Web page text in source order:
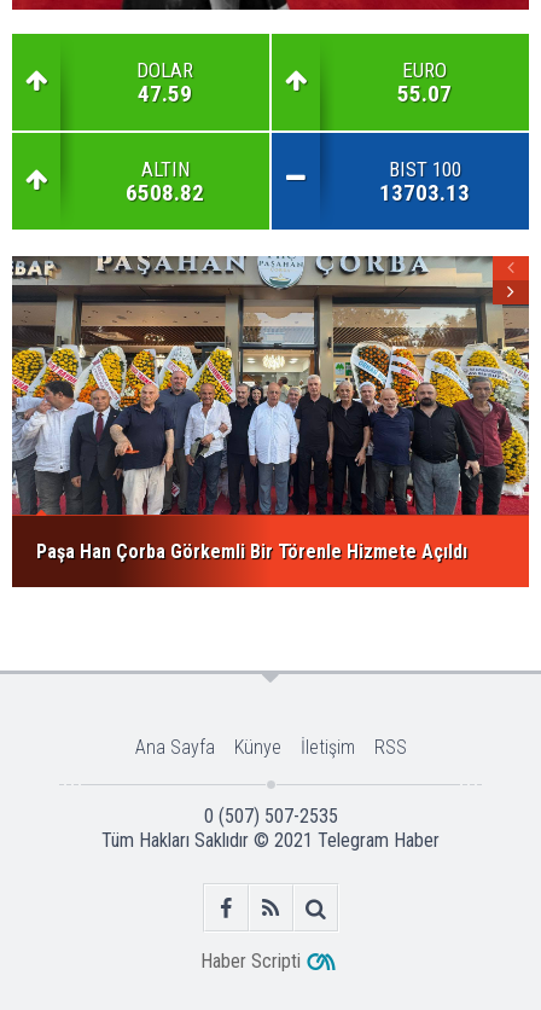
DOLAR
47.59
EURO
55.07
ALTIN
6508.82
BIST 100
13703.13
Paşa Han Çorba Görkemli Bir Törenle Hizmete Açıldı
Ana Sayfa Künye İletişim RSS
0 (507) 507-2535
Tüm Hakları Saklıdır © 2021 Telegram Haber
Haber Scripti